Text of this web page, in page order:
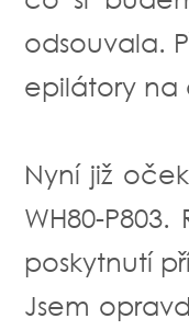
odsouvala.
epilátory na
Nyní již
WH80-
poskytnutí
Jsem